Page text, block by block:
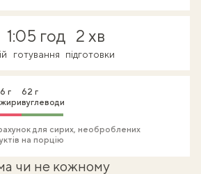
1:05 год
готування
2 хв
підготовки
6 г
жири
62 г
вуглеводи
для сирих, необроблених
на порцію
чи не кожному